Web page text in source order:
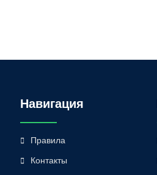
Навигация
Правила
Контакты